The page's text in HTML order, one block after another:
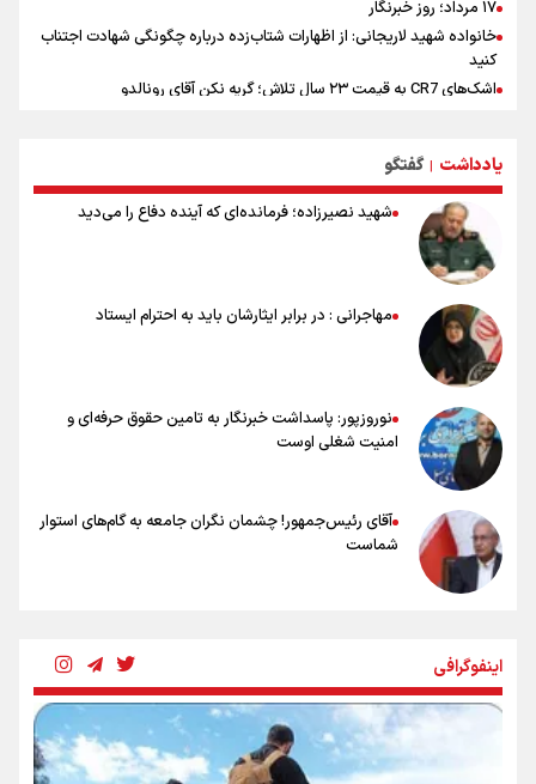
۱۷ مرداد؛ روز خبرنگار
خانواده شهید لاریجانی: از اظهارات شتاب‌زده درباره چگونگی شهادت اجتناب
کنید
اشک‌های CR7 به قیمت ۲۳ سال تلاش؛ گریه نکن آقای رونالدو
تلاش مدام برای زنده نگه داشتن هنر ایرانی
نصرتی: پاسخ بیرانوند سنخیتی با صحبت‌های علی دایی نداشت/
ملی‌پوشان نباید از خودشان تعریف کنند!
خلعتبری: جای دو سه نفر در جام جهانی خالی بود/ تیم ملی نیاز به تغییر
نسل دارد/ دوست دارم آرژانتین قهرمان شود
شاهرخی: اندازه داشته‌هایمان از بازار جام جهانی برداشت کردیم/ دودستی
سرنوشت صعود را به تیم‌های دیگر سپردیم
عالمی: جام جهانی از مرحله حذفی جان گرفت/ درباره شیوه بازی تیم ملی
نقد وجود دارد
یادداشت | گفتگو
شهید نصیرزاده؛ فرمانده‌ای که آینده دفاع را می‌دید
مهاجرانی : در برابر ایثارشان باید به احترام ایستاد
نوروزپور: پاسداشت خبرنگار به تامین حقوق حرفه‌ای و
امنیت شغلی اوست
آقای رئیس‌جمهور! چشمان نگران جامعه به گام‌های استوار
شماست
بنزین؛ تدبیری برای حفظ امنیت انرژی
اینفوگرافی